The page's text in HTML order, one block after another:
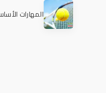
المهارات